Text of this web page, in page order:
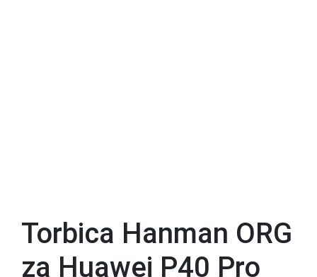
Torbica Hanman ORG
za Huawei P40 Pro